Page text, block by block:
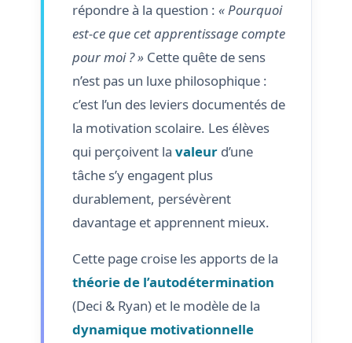
répondre à la question : « Pourquoi
est-ce que cet apprentissage compte
pour moi ? »Cette quête de sens
n’est pas un luxe philosophique :
c’est l’un des leviers documentés de
la motivation scolaire. Les élèves
qui perçoivent la valeurd’une
tâche s’y engagent plus
durablement, persévèrent
davantage et apprennent mieux.
Cette page croise les apports de la
théorie de l’autodétermination
(Deci & Ryan) et le modèle de la
dynamique motivationnelle